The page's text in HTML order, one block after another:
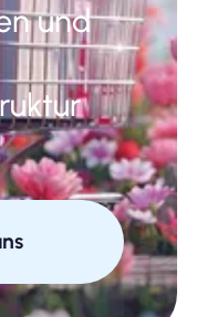
und